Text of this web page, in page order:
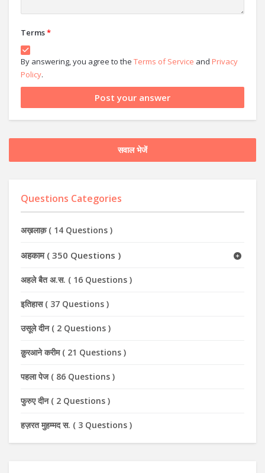
Terms*
By answering, you agree to the Terms of Service and Privacy
Policy.
सवाल भेजें
Questions Categories
अख़लाक़( 14 Questions )
अहकाम ( 350 Questions )
अहले बैत अ.स. ( 16 Questions )
इतिहास ( 37 Questions )
उसूले दीन ( 2 Questions )
क़ुरआने करीम ( 21 Questions )
पहला पेज ( 86 Questions )
फुरुए दीन ( 2 Questions )
हज़रत मुहम्मद स. ( 3 Questions )